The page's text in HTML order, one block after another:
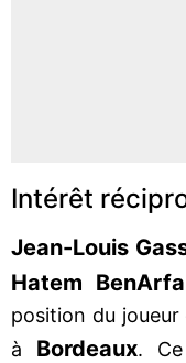
Intérêt
Jean-Louis
Hatem BenArfa
position du joueur
à Bordeaux.